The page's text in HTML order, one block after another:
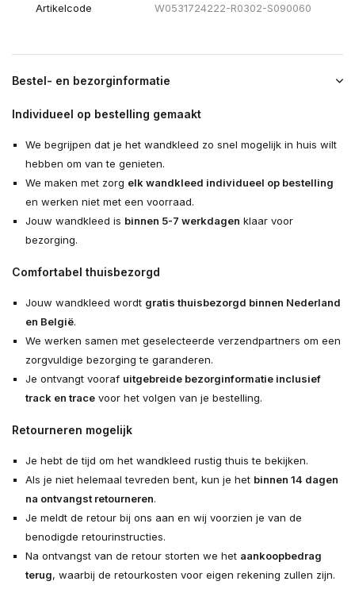
Artikelcode W0531724222-R0302-S090060
Bestel- en bezorginformatie
Individueel op bestelling gemaakt
We begrijpen dat je het wandkleed zo snel mogelijk in huis wilt
hebben om van te genieten.
We maken met zorg elk wandkleed individueel op bestelling
en werken niet met een voorraad.
Jouw wandkleed is binnen 5-7 werkdagen klaar voor
bezorging.
Comfortabel thuisbezorgd
Jouw wandkleed wordt gratis thuisbezorgd binnen Nederland
en België.
We werken samen met geselecteerde verzendpartners om een
zorgvuldige bezorging te garanderen.
Je ontvangt vooraf uitgebreide bezorginformatie inclusief
track en tracevoor het volgen van je bestelling.
Retourneren mogelijk
Je hebt de tijd om het wandkleed rustig thuis te bekijken.
Als je niet helemaal tevreden bent, kun je het binnen 14 dagen
na ontvangst retourneren.
Je meldt de retour bij ons aan en wij voorzien je van de
benodigde retourinstructies.
Na ontvangst van de retour storten we het aankoopbedrag
terug, waarbij de retourkosten voor eigen rekening zullen zijn.